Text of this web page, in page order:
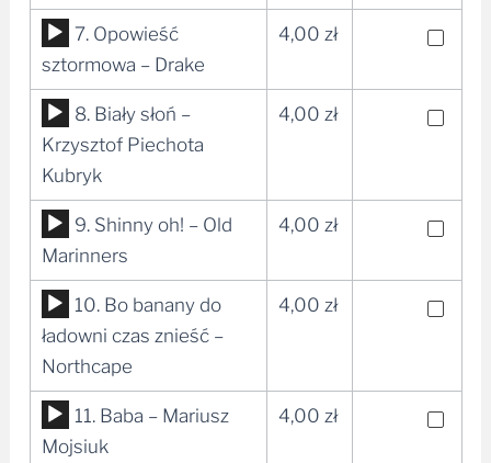
dźwiękowych
Odtwarzacz
plików
dźwiękowych
7. Opowieść
sztormowa – Drake
4,00 zł
Odtwarzacz
plików
dźwiękowych
8. Biały słoń –
Krzysztof Piechota
Kubryk
4,00 zł
Odtwarzacz
plików
dźwiękowych
9. Shinny oh! – Old
Marinners
4,00 zł
Odtwarzacz
plików
dźwiękowych
10. Bo banany do
ładowni czas znieść –
Northcape
4,00 zł
Odtwarzacz
plików
11. Baba – Mariusz
Mojsiuk
4,00 zł